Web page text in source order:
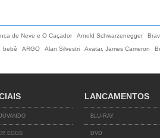
de Neve e O Caçador Arnold Schwarzenegger
bebê ARGO Alan Silvestri Avatar, James Cameron
EGGS
LANCAMENTOS
BLU-RAY
DVD